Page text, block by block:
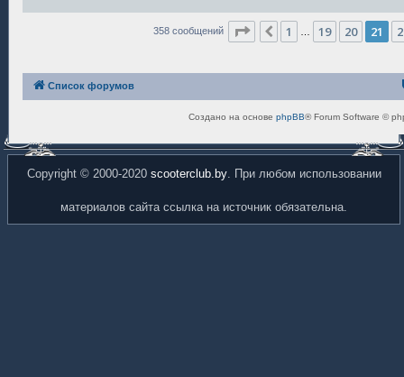
358 сообщений Страница 21из24
Пред.
1 19 20 21
Список форумов
Создано на основе phpBB® Forum Software ©
Copyright © 2000-2020 scooterclub.by. При любом использовании
материалов сайта ссылка на источник обязательна.